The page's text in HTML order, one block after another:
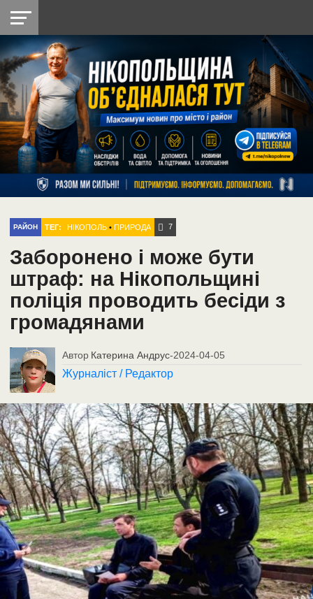
НІКОПОЛЬ
РАЙОН
СІЧЕСЛАВСЬКА
УКРАЇНА
РЕТРО
НІКОПОЛЬ
ЛАЙТ
УКРАЇНА
ДОПОМОГА
РАДІО
РАЙОН ТЕГ: НІКОПОЛЬ •ПРИРОДА 7
Заборонено і може бути
штраф: на Нікопольщині
поліція проводить бесіди з
громадянами
Автор Катерина Андрус-2024-04-05
Журналіст / Редактор